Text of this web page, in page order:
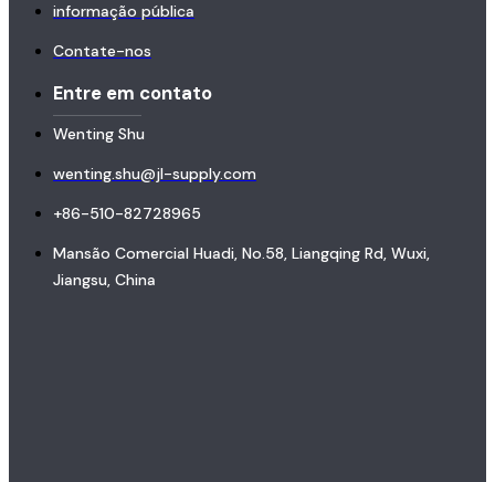
informação pública
Contate-nos
Entre em contato
Wenting Shu
wenting.shu@jl-supply.com
+86-510-82728965
Mansão Comercial Huadi, No.58, Liangqing Rd, Wuxi,
Jiangsu, China